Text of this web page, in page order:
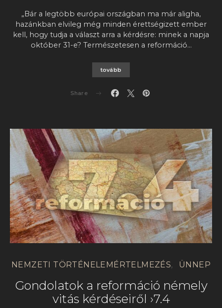
„Bár a legtöbb európai országban ma már aligha,
hazánkban elvileg még minden érettségizett ember
kell, hogy tudja a választ arra a kérdésre: minek a napja
október 31-e? Természetesen a reformáció…
tovább
Share
NEMZETI TÖRTÉNELEMÉRTELMEZÉS ÜNNEP
Gondolatok a reformáció némely
vitás kérdéseiről ›7.4